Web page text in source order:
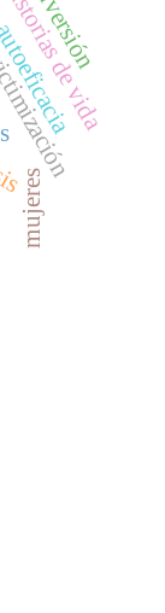
historias de vida
mujeres